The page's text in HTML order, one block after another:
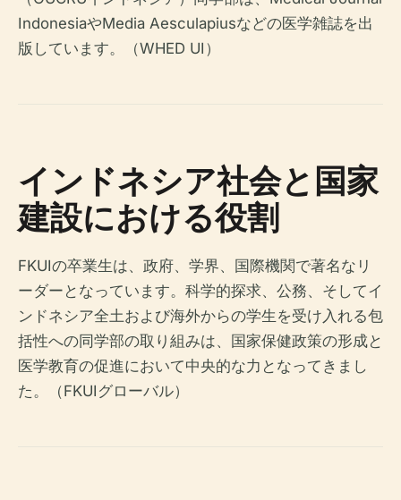
IndonesiaやMedia Aesculapiusなどの医学雑誌を出
版しています。（WHED UI）
インドネシア社会と国家
建設における役割
FKUIの卒業生は、政府、学界、国際機関で著名なリ
ーダーとなっています。科学的探求、公務、そしてイ
ンドネシア全土および海外からの学生を受け入れる包
括性への同学部の取り組みは、国家保健政策の形成と
医学教育の促進において中央的な力となってきまし
た。（FKUIグローバル）